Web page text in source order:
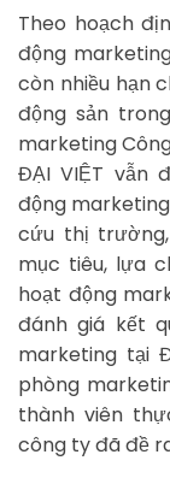
Theo hoạch
động
còn nhiều hạn
động sản
marketing
ĐẠI VIỆT vẫn
động
cứu thị
mục tiêu, lựa
hoạt động
đánh giá kết
marketing tại
phòng
thành viên
công ty đã đề